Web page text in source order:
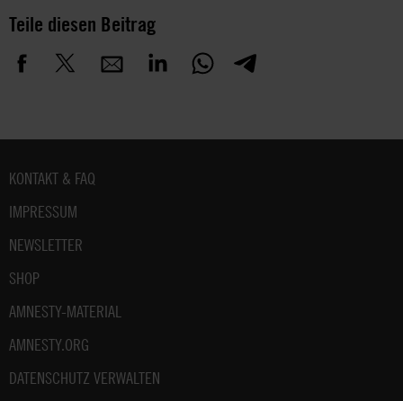
Teile diesen Beitrag
Fußbereich
KONTAKT & FAQ
IMPRESSUM
NEWSLETTER
SHOP
AMNESTY-MATERIAL
AMNESTY.ORG
DATENSCHUTZ VERWALTEN